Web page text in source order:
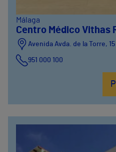
Málaga
Centro Médico Vithas
Avenida Avda. de la Torre, 15
951 000 100
951 000 100